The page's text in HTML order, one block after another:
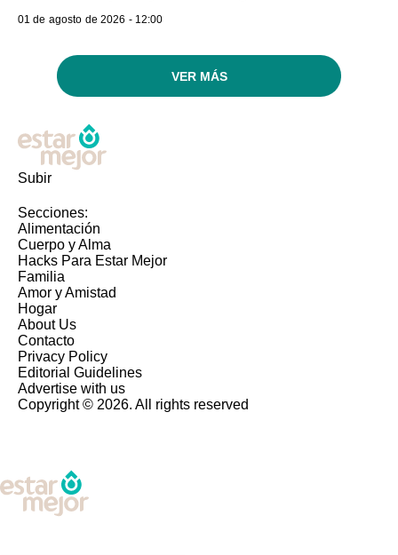
01 de agosto de 2026 - 12:00
VER MÁS
Subir
Secciones:
Alimentación
Cuerpo y Alma
Hacks Para Estar Mejor
Familia
Amor y Amistad
Hogar
About Us
Contacto
Privacy Policy
Editorial Guidelines
Advertise with us
Copyright © 2026. All rights reserved